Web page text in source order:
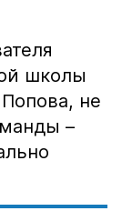
школы
не
–